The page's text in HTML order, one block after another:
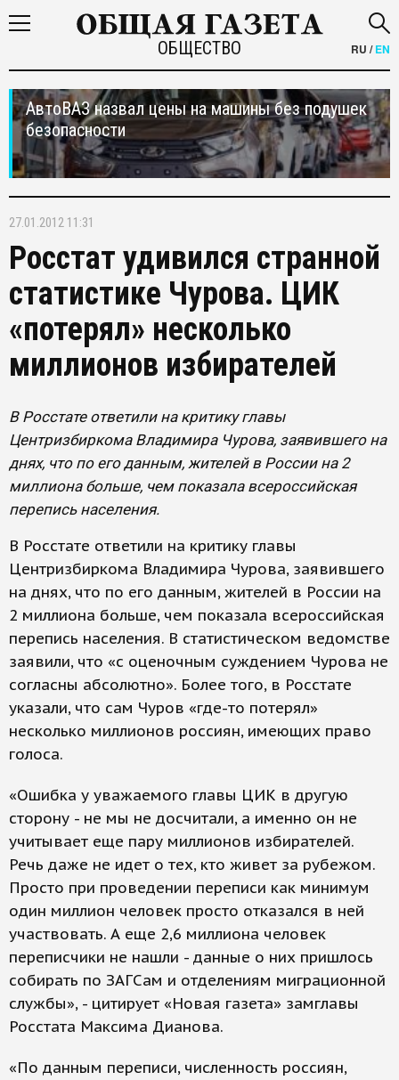
ОБЩЕСТВО RU /EN
АвтоВАЗ назвал цены на машины без подушек
безопасности
27.01.2012 11:31
Росстат удивился странной
статистике Чурова. ЦИК
«потерял» несколько
миллионов избирателей
В Росстате ответили на критику главы
Центризбиркома Владимира Чурова, заявившего на
днях, что по его данным, жителей в России на 2
миллиона больше, чем показала всероссийская
перепись населения.
В Росстате ответили на критику главы
Центризбиркома Владимира Чурова, заявившего
на днях, что по его данным, жителей в России на
2 миллиона больше, чем показала всероссийская
перепись населения. В статистическом ведомстве
заявили, что «с оценочным суждением Чурова не
согласны абсолютно». Более того, в Росстате
указали, что сам Чуров «где-то потерял»
несколько миллионов россиян, имеющих право
голоса.
«Ошибка у уважаемого главы ЦИК в другую
сторону - не мы не досчитали, а именно он не
учитывает еще пару миллионов избирателей.
Речь даже не идет о тех, кто живет за рубежом.
Просто при проведении переписи как минимум
один миллион человек просто отказался в ней
участвовать. А еще 2,6 миллиона человек
переписчики не нашли - данные о них пришлось
собирать по ЗАГСам и отделениям миграционной
службы», - цитирует «Новая газета» замглавы
Росстата Максима Дианова.
«По данным переписи, численность россиян,